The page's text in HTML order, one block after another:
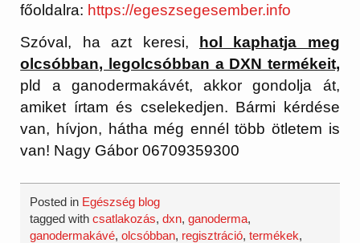
főoldalra: https://egeszsegesember.info
Szóval, ha azt keresi,
hol kaphatja meg
olcsóbban, legolcsóbban a DXN termékeit,
pld a ganodermakávét, akkor gondolja át,
amiket írtam és cselekedjen. Bármi kérdése
van, hívjon, hátha még ennél több ötletem is
van! Nagy Gábor 06709359300
Posted in Egészség blog
tagged withcsatlakozás,dxn,ganoderma,
ganodermakávé,olcsóbban, regisztráció,termékek,